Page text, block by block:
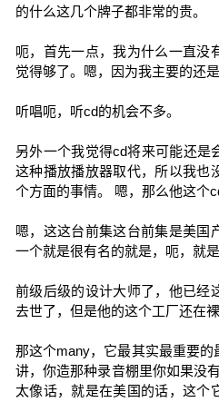
的什么这几个牌子都非常的贵。
呃，首先一点，我为什么一直没
觉得够了。嗯，因为我主要的还是
听唱呃，听cd的机会不多。
另外一个我觉得cd将来可能还是
这种播放播放器取代，所以我也
个方面的事情。 嗯，那么他这个
嗯，这这台前集这台前集是美国
一个就是很有名的就是，呃，就是
前级后级的设计大师了，他已经
去世了，但是他的这个工厂还在裸
那这个many，它最其实最重要
讲，你造那种录音棚里你如果没
太像话，就是在美国的话，这个